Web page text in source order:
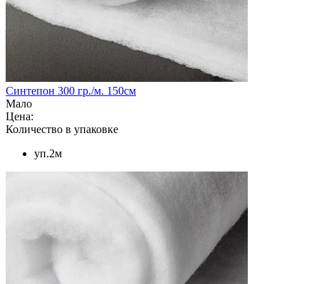
Синтепон 300 гр./м. 150см
Мало
Цена:
Количество в упаковке
уп.2м